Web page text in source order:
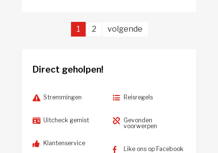
1 2 volgende
Direct geholpen!
Stremmingen
Uitcheck gemist
Klantenservice
Reisregels
Gevonden
voorwerpen
Like ons op Facebook